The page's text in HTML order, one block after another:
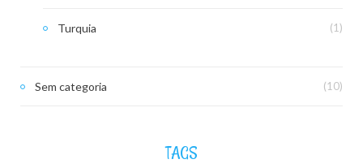
Turquia (1)
Sem categoria (10)
TAGS